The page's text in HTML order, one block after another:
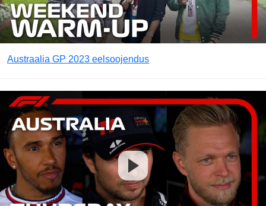
Austraalia GP 2023 eelsoojendus